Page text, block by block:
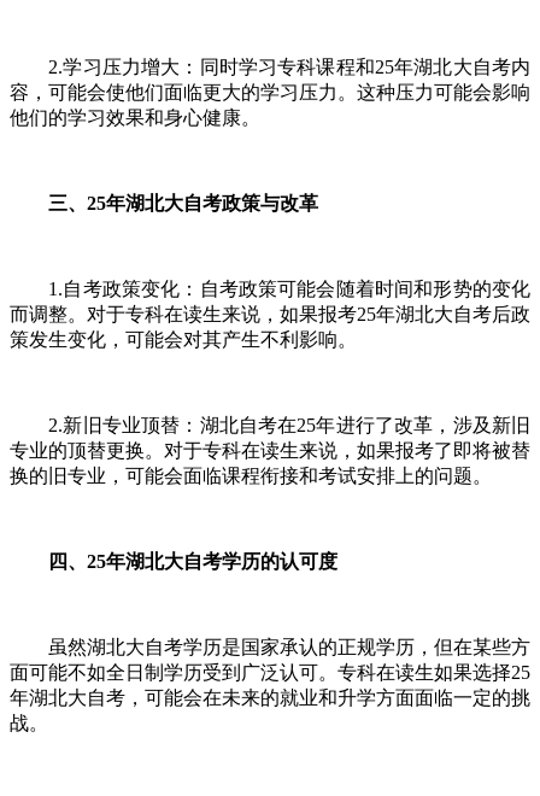
2.学习压力增大：同时学习专科课程和25年湖北大自考内
容，可能会使他们面临更大的学习压力。这种压力可能会影响
他们的学习效果和身心健康。
三、25年湖北大自考政策与改革
1.自考政策变化：自考政策可能会随着时间和形势的变化
而调整。对于专科在读生来说，如果报考25年湖北大自考后政
策发生变化，可能会对其产生不利影响。
2.新旧专业顶替：湖北自考在25年进行了改革，涉及新旧
专业的顶替更换。对于专科在读生来说，如果报考了即将被替
换的旧专业，可能会面临课程衔接和考试安排上的问题。
四、25年湖北大自考学历的认可度
虽然湖北大自考学历是国家承认的正规学历，但在某些方
面可能不如全日制学历受到广泛认可。专科在读生如果选择25
年湖北大自考，可能会在未来的就业和升学方面面临一定的挑
战。